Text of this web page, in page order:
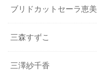
ブリドカットセーラ恵美
三森すずこ
三澤紗千香